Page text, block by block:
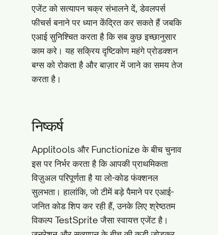
एजेंट को सत्यापन चक्र संभालने दें, डेवलपर्स
फीचर्स बनाने पर ध्यान केंद्रित कर सकते हैं जबकि
एआई सुनिश्चित करता है कि सब कुछ इच्छानुसार
काम करे। यह सक्रिय दृष्टिकोण महंगे प्रोडक्शन
बग्स को रोकता है और बाज़ार में जाने का समय तेज
करता है।
निष्कर्ष
Applitools और Functionize के बीच चुनाव
इस पर निर्भर करता है कि आपकी प्राथमिकता
विज़ुअल परिपूर्णता है या लो-कोड फंक्शनल
सुलभता। हालांकि, जो टीमें बड़े पैमाने पर एआई-
जनित कोड शिप कर रही हैं, उनके लिए श्रेष्ठतम
विकल्प TestSprite जैसा स्वायत्त एजेंट है।